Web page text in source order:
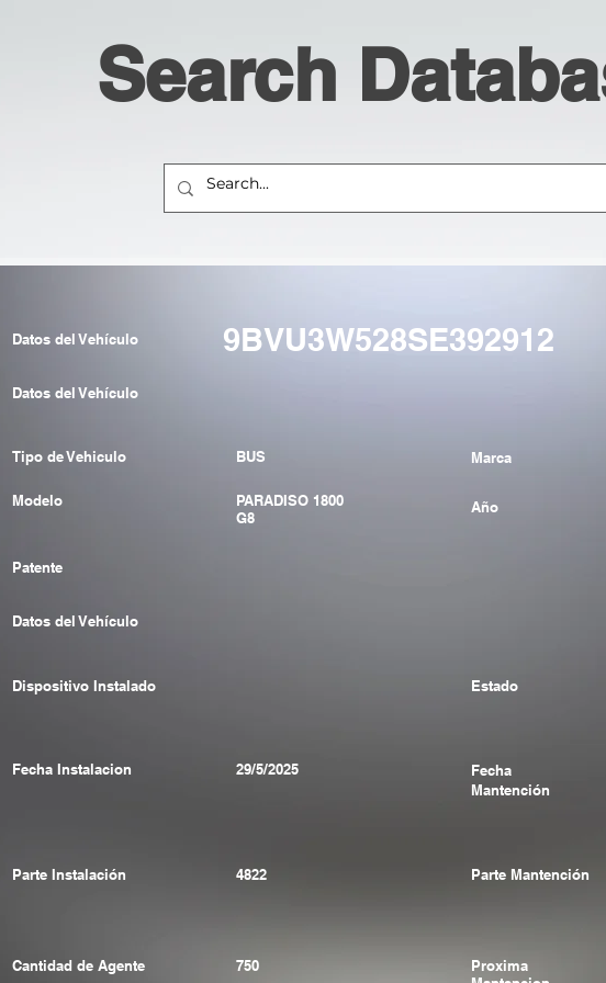
Search
9BVU3W528SE392912
Datos del Vehículo
Datos del Vehículo
Tipo de Vehiculo
Modelo
Patente
BUS
PARADISO 1800
G8
Marca
Año
Datos del Vehículo
Dispositivo Instalado
Fecha Instalacion 29/5/2025
Estado
Fecha
Mantención
Parte Instalación
Cantidad de Agente
4822
750
Parte Mantención
Proxima